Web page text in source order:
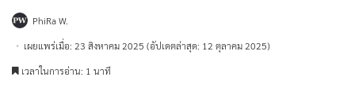
PhiRa W.
เผยแพร่เมื่อ: 23 สิงหาคม 2025 (อัปเดตล่าสุด: 12 ตุลาคม 2025)
เวลาในการอ่าน: 1 นาที